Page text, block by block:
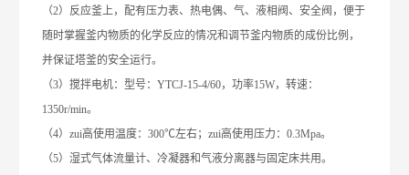
（2）反应釜上，配有压力表、热电偶、气、液相阀、安全阀，便于
随时掌握釜内物质的化学反应的情况和调节釜内物质的成份比例，
并保证塔釜的安全运行。
（3）搅拌电机：型号：YTCJ-15-4/60，功率15W，转速：
1350r/min。
（4）zui高使用温度：300℃左右；zui高使用压力：0.3Mpa。
（5）湿式气体流量计、冷凝器和气液分离器与固定床共用。